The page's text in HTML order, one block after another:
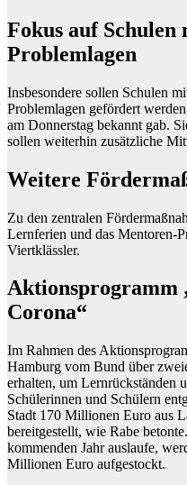
Fokus auf Schulen
Problemlagen
Insbesondere sollen Schulen
Problemlagen gefördert
am Donnerstag bekannt gab.
sollen weiterhin zusätzliche
Weitere
Zu den zentralen
Lernferien und das Mentoren-
Viertklässler.
Aktionsprogramm
Corona“
Im Rahmen des
Hamburg vom Bund über
erhalten, um Lernrückständen
Schülerinnen und Schülern
Stadt 170 Millionen Euro aus
bereitgestellt, wie Rabe
kommenden Jahr auslaufe,
Millionen Euro aufgestockt.